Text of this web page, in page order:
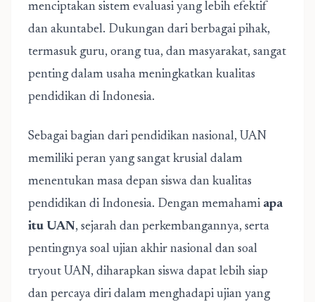
menciptakan sistem evaluasi yang lebih efektif
dan akuntabel. Dukungan dari berbagai pihak,
termasuk guru, orang tua, dan masyarakat, sangat
penting dalam usaha meningkatkan kualitas
pendidikan di Indonesia.
Sebagai bagian dari pendidikan nasional, UAN
memiliki peran yang sangat krusial dalam
menentukan masa depan siswa dan kualitas
pendidikan di Indonesia. Dengan memahami apa
itu UAN, sejarah dan perkembangannya, serta
pentingnya soal ujian akhir nasional dan soal
tryout UAN, diharapkan siswa dapat lebih siap
dan percaya diri dalam menghadapi ujian yang